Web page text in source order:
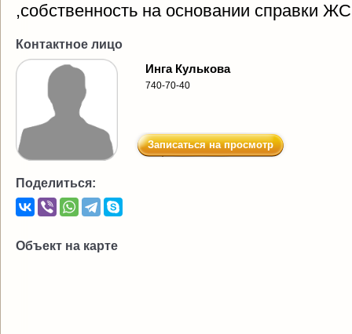
,собственность на основании справки
Контактное лицо
Инга Кулькова
740-70-40
Записаться на просмотр
Поделиться:
Объект на карте